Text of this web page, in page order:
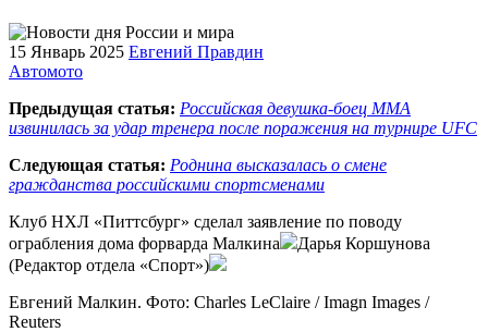
15 Январь 2025 Евгений Правдин
Автомото
Предыдущая статья: Российская девушка-боец ММА
извинилась за удар тренера после поражения на турнире UFC
Следующая статья: Роднина высказалась о смене
гражданства российскими спортсменами
Клуб НХЛ «Питтсбург» сделал заявление по поводу
ограбления дома форварда Малкина
Дарья Коршунова
(Редактор отдела «Спорт»)
Евгений Малкин. Фото: Charles LeClaire / Imagn Images /
Reuters